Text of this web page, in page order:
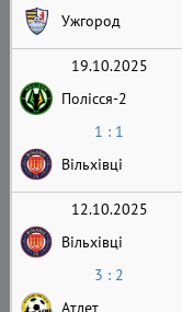
Ужгород
19.10.2025
Полісся-2
1 : 1
Вільхівці
12.10.2025
Вільхівці
3 : 2
Атлет